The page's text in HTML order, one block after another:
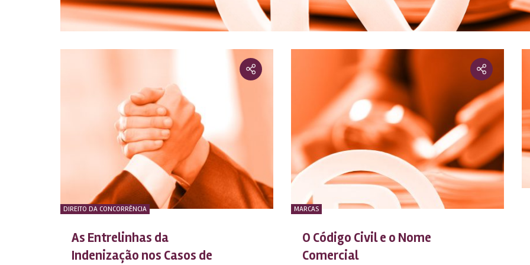
DIREITO DA CONCORRÊNCIA
As Entrelinhas da
Indenização nos Casos de
MARCAS
O Código Civil e o Nome
Comercial